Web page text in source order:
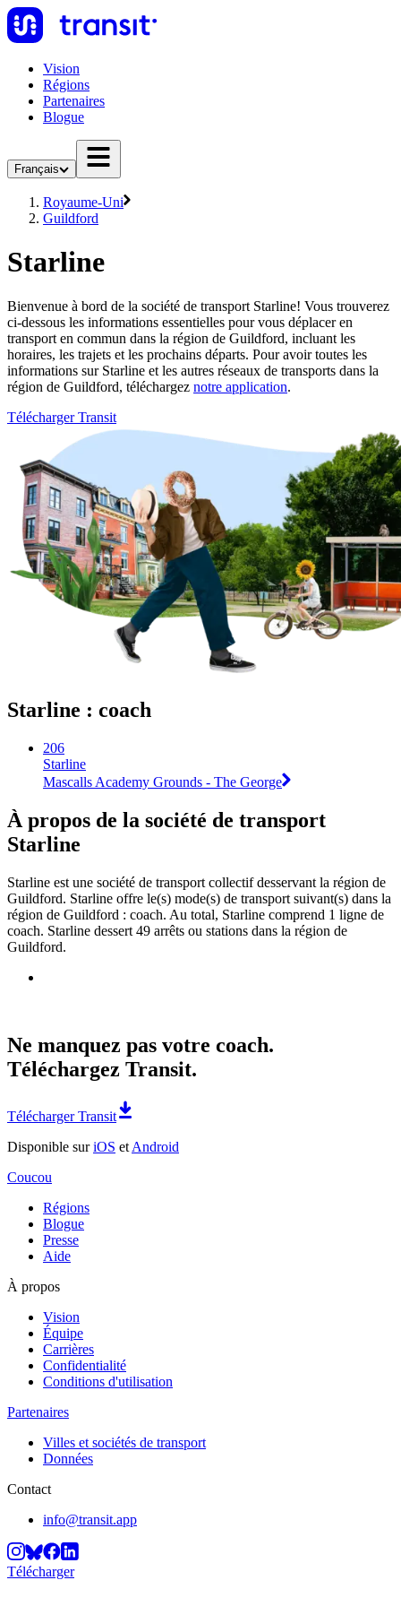
Vision
Régions
Partenaires
Blogue
Français
Royaume-Uni
Guildford
Starline
Bienvenue à bord de la société de transport Starline! Vous trouverez
ci-dessous les informations essentielles pour vous déplacer en
transport en commun dans la région de Guildford, incluant les
horaires, les trajets et les prochains départs. Pour avoir toutes les
informations sur Starline et les autres réseaux de transports dans la
région de Guildford, téléchargez notre application.
Télécharger Transit
Starline : coach
206
Starline
Mascalls Academy Grounds - The George
À propos de la société de transport
Starline
Starline est une société de transport collectif desservant la région de
Guildford. Starline offre le(s) mode(s) de transport suivant(s) dans la
région de Guildford : coach. Au total, Starline comprend 1 ligne de
coach. Starline dessert 49 arrêts ou stations dans la région de
Guildford.
Ne manquez pas votre coach.
Téléchargez Transit.
Télécharger Transit
Disponible suriOS et Android
Coucou
Régions
Blogue
Presse
Aide
À propos
Vision
Équipe
Carrières
Confidentialité
Conditions d'utilisation
Partenaires
Villes et sociétés de transport
Données
Contact
info@transit.app
Télécharger